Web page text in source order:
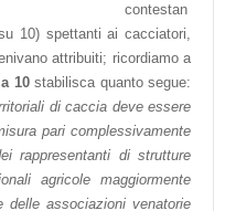
contestan
10) spettanti ai cacciatori,
attribuiti; ricordiamo a
10stabilisca quanto segue:
di caccia deve essere
pari complessivamente
rappresentanti di strutture
agricole maggiormente
delle associazioni venatorie